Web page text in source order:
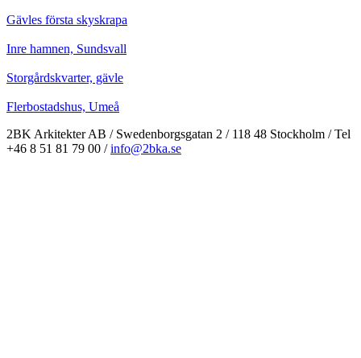
Gävles första skyskrapa
Inre hamnen, Sundsvall
Storgårdskvarter, gävle
Flerbostadshus, Umeå
2BK Arkitekter AB / Swedenborgsgatan 2 / 118 48 Stockholm / Tel
+46 8 51 81 79 00 /info@2bka.se